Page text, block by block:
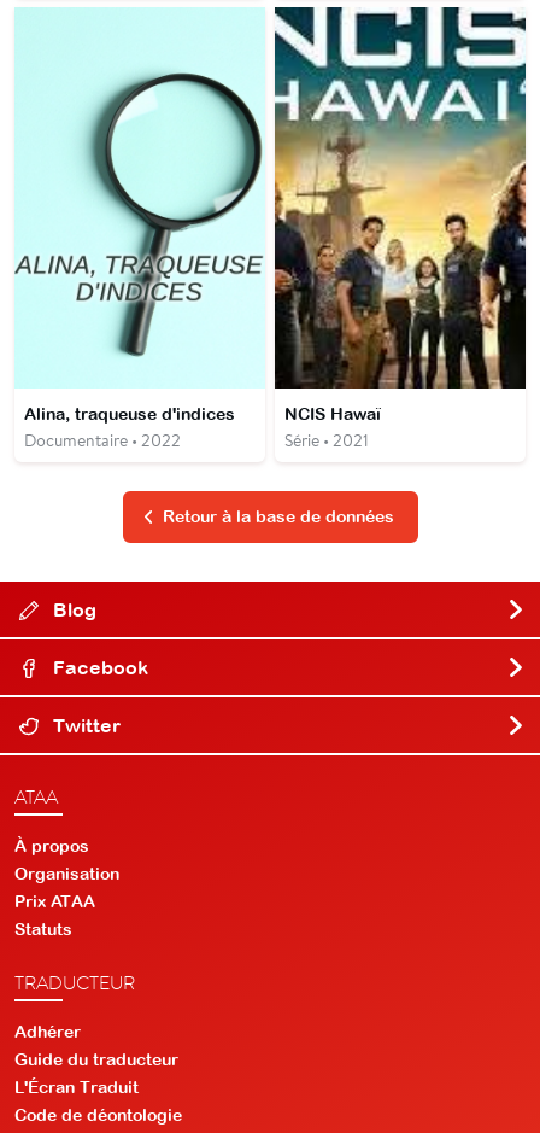
Alina, traqueuse d'indices
Documentaire • 2022
NCIS Hawaï
Série • 2021
Retour à la base de données
Blog
Facebook
Twitter
ATAA
À propos
Organisation
Prix ATAA
Statuts
TRADUCTEUR
Adhérer
Guide du traducteur
L'Écran Traduit
Code de déontologie